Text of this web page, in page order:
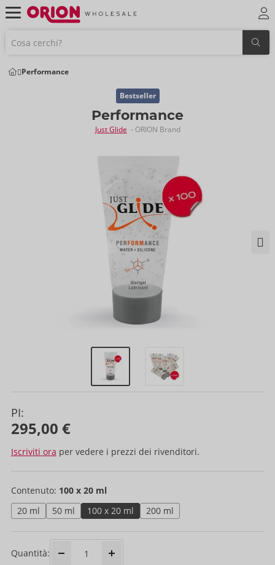
Performance
Bestseller
Performance
Just Glide - ORION Brand
PI:
295,00 €
Iscriviti ora per vedere i prezzi dei rivenditori.
Contenuto: 100 x 20 ml
20 ml
50 ml 100 x 20 ml 200 ml
Quantità: